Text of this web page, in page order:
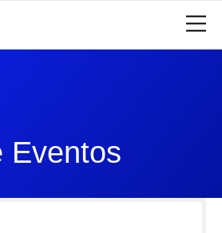
Eventos